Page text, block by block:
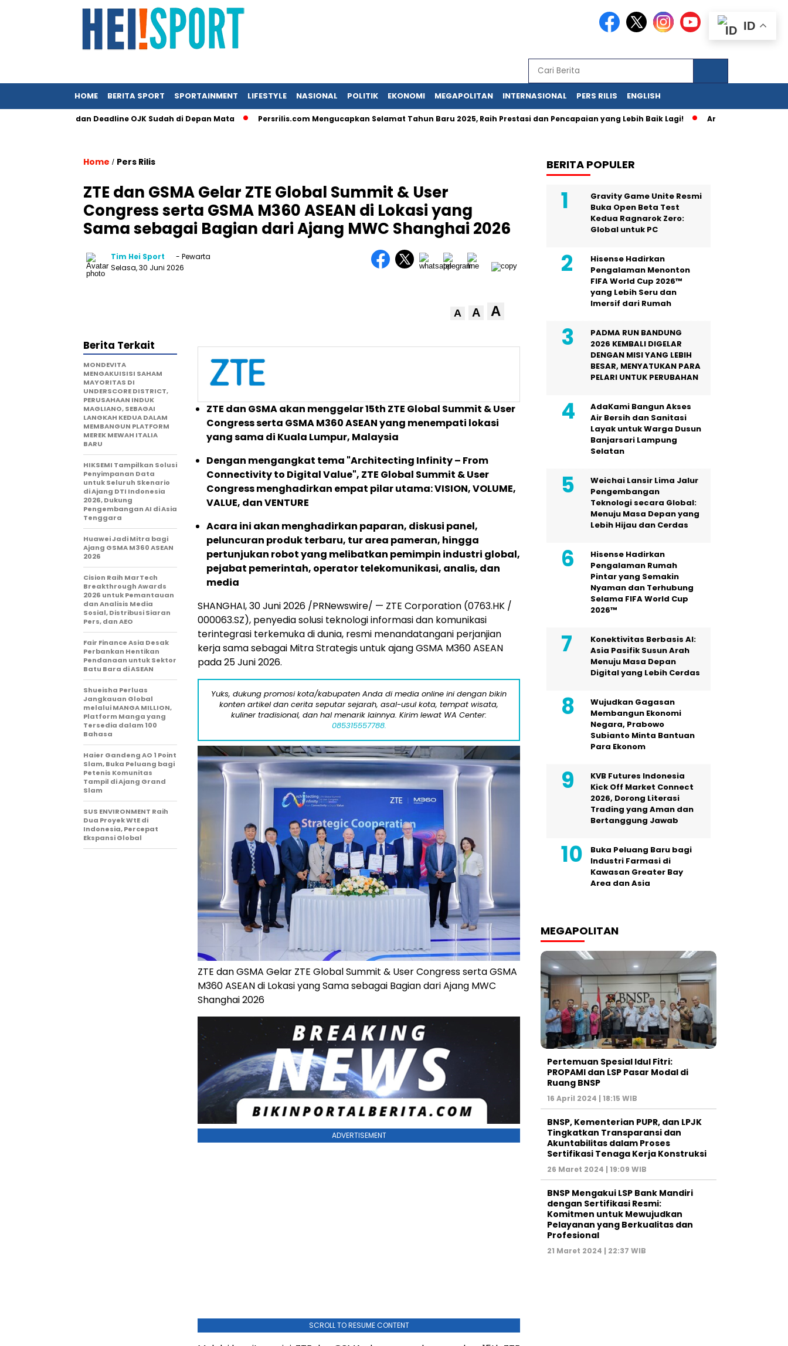
HOME BERITA SPORT SPORTAINMENT LIFESTYLE NASIONAL POLITIK EKONOMI MEGAPOLITAN INTERNASIONAL PERS RILIS ENGLISH
Sempit dan Deadline OJK Sudah di Depan Mata Persrilis.com Mengucapkan Selamat Tahun Baru 2025, Raih Prestasi dan Pencapaian yang Lebih Baik Lagi! Anda Bisa Memiliki Media
Home / Pers Rilis
ZTE dan GSMA Gelar ZTE Global Summit & User
Congress serta GSMA M360 ASEAN di Lokasi yang
Sama sebagai Bagian dari Ajang MWC Shanghai 2026
Tim Hei Sport
- Pewarta
Selasa, 30 Juni 2026
A A A
ZTE dan GSMA akan menggelar 15th ZTE Global Summit & User
Congress serta GSMA M360 ASEAN yang menempati lokasi
yang sama di Kuala Lumpur, Malaysia
Dengan mengangkat tema "Architecting Infinity – From
Connectivity to Digital Value", ZTE Global Summit & User
Congress menghadirkan empat pilar utama: VISION, VOLUME,
VALUE, dan VENTURE
Acara ini akan menghadirkan paparan, diskusi panel,
peluncuran produk terbaru, tur area pameran, hingga
pertunjukan robot yang melibatkan pemimpin industri global,
pejabat pemerintah, operator telekomunikasi, analis, dan
media
SHANGHAI, 30 Juni 2026 /PRNewswire/ — ZTE Corporation (0763.HK /
000063.SZ), penyedia solusi teknologi informasi dan komunikasi
terintegrasi terkemuka di dunia, resmi menandatangani perjanjian
kerja sama sebagai Mitra Strategis untuk ajang GSMA M360 ASEAN
pada 25 Juni 2026.
Yuks, dukung promosi kota/kabupaten Anda di media online ini dengan bikin
konten artikel dan cerita seputar sejarah, asal-usul kota, tempat wisata,
kuliner tradisional, dan hal menarik lainnya. Kirim lewat WA Center:
085315557788.
ZTE dan GSMA Gelar ZTE Global Summit & User Congress serta GSMA
M360 ASEAN di Lokasi yang Sama sebagai Bagian dari Ajang MWC
Shanghai 2026
ADVERTISEMENT
SCROLL TO RESUME CONTENT
Berita Terkait
MONDEVITA
MENGAKUISISI SAHAM
MAYORITAS DI
UNDERSCORE DISTRICT,
PERUSAHAAN INDUK
MAGLIANO, SEBAGAI
LANGKAH KEDUA DALAM
MEMBANGUN PLATFORM
MEREK MEWAH ITALIA
BARU
HIKSEMI Tampilkan Solusi
Penyimpanan Data
untuk Seluruh Skenario
di Ajang DTI Indonesia
2026, Dukung
Pengembangan AI di Asia
Tenggara
Huawei Jadi Mitra bagi
Ajang GSMA M360 ASEAN
2026
Cision Raih MarTech
Breakthrough Awards
2026 untuk Pemantauan
dan Analisis Media
Sosial, Distribusi Siaran
Pers, dan AEO
Fair Finance Asia Desak
Perbankan Hentikan
Pendanaan untuk Sektor
Batu Bara di ASEAN
Shueisha Perluas
Jangkauan Global
melalui MANGA MILLION,
Platform Manga yang
Tersedia dalam 100
Bahasa
Haier Gandeng AO 1 Point
Slam, Buka Peluang bagi
Petenis Komunitas
Tampil di Ajang Grand
Slam
SUS ENVIRONMENT Raih
Dua Proyek WtE di
Indonesia, Percepat
Ekspansi Global
BERITA POPULER
Gravity Game Unite Resmi
Buka Open Beta Test
Kedua Ragnarok Zero:
Global untuk PC
Hisense Hadirkan
Pengalaman Menonton
FIFA World Cup 2026™
yang Lebih Seru dan
Imersif dari Rumah
PADMA RUN BANDUNG
2026 KEMBALI DIGELAR
DENGAN MISI YANG LEBIH
BESAR, MENYATUKAN PARA
PELARI UNTUK PERUBAHAN
AdaKami Bangun Akses
Air Bersih dan Sanitasi
Layak untuk Warga Dusun
Banjarsari Lampung
Selatan
Weichai Lansir Lima Jalur
Pengembangan
Teknologi secara Global:
Menuju Masa Depan yang
Lebih Hijau dan Cerdas
Hisense Hadirkan
Pengalaman Rumah
Pintar yang Semakin
Nyaman dan Terhubung
Selama FIFA World Cup
2026™
Konektivitas Berbasis AI:
Asia Pasifik Susun Arah
Menuju Masa Depan
Digital yang Lebih Cerdas
Wujudkan Gagasan
Membangun Ekonomi
Negara, Prabowo
Subianto Minta Bantuan
Para Ekonom
KVB Futures Indonesia
Kick Off Market Connect
2026, Dorong Literasi
Trading yang Aman dan
Bertanggung Jawab
Buka Peluang Baru bagi
Industri Farmasi di
Kawasan Greater Bay
Area dan Asia
MEGAPOLITAN
Pertemuan Spesial Idul Fitri:
PROPAMI dan LSP Pasar Modal di
Ruang BNSP
16 April 2024 | 18:15 WIB
BNSP, Kementerian PUPR, dan LPJK
Tingkatkan Transparansi dan
Akuntabilitas dalam Proses
Sertifikasi Tenaga Kerja Konstruksi
26 Maret 2024 | 19:09 WIB
BNSP Mengakui LSP Bank Mandiri
dengan Sertifikasi Resmi:
Komitmen untuk Mewujudkan
Pelayanan yang Berkualitas dan
Profesional
21 Maret 2024 | 22:37 WIB
ID